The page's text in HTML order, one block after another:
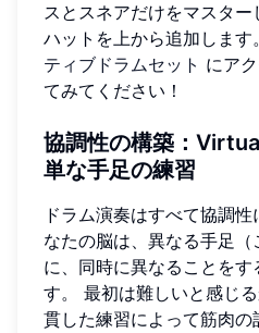
スとスネアだけをマスタ
ハットを上から追加します
ティブドラムセット にア
てみてください！
協調性の構築：
単な手足の練習
ドラム演奏はすべて協調
なたの脳は、異なる手足（
に、同時に異なることをす
す。 最初は難しいと感じ
貫した練習によって筋肉の